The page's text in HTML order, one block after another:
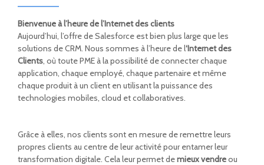
Bienvenue à l’heure de l’Internet des clients
Aujourd’hui, l’offre de Salesforce est bien plus large que les
solutions de CRM. Nous sommes à l’heure de l‘Internet des
Clients, où toute PME à la possibilité de connecter chaque
application, chaque employé, chaque partenaire et même
chaque produit à un client en utilisant la puissance des
technologies mobiles, cloud et collaboratives.
Grâce à elles, nos clients sont en mesure de remettre leurs
propres clients au centre de leur activité pour entamer leur
transformation digitale. Cela leur permet demieux vendreou